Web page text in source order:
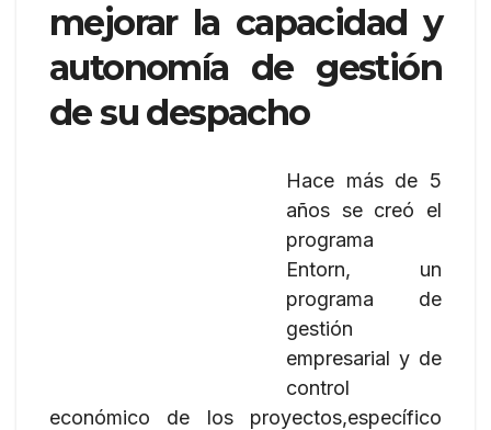
mejorar la capacidad y
autonomía de gestión
de su despacho
Hace más de 5
años se creó el
programa
Entorn, un
programa de
gestión
empresarial y de
control
económico de los proyectos,específico